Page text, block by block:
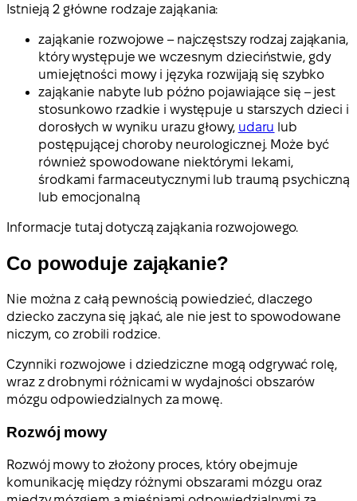
Istnieją 2 główne rodzaje zająkania:
zająkanie rozwojowe – najczęstszy rodzaj zająkania,
który występuje we wczesnym dzieciństwie, gdy
umiejętności mowy i języka rozwijają się szybko
zająkanie nabyte lub późno pojawiające się – jest
stosunkowo rzadkie i występuje u starszych dzieci i
dorosłych w wyniku urazu głowy, udaru lub
postępującej choroby neurologicznej. Może być
również spowodowane niektórymi lekami,
środkami farmaceutycznymi lub traumą psychiczną
lub emocjonalną
Informacje tutaj dotyczą zająkania rozwojowego.
Co powoduje zająkanie?
Nie można z całą pewnością powiedzieć, dlaczego
dziecko zaczyna się jąkać, ale nie jest to spowodowane
niczym, co zrobili rodzice.
Czynniki rozwojowe i dziedziczne mogą odgrywać rolę,
wraz z drobnymi różnicami w wydajności obszarów
mózgu odpowiedzialnych za mowę.
Rozwój mowy
Rozwój mowy to złożony proces, który obejmuje
komunikację między różnymi obszarami mózgu oraz